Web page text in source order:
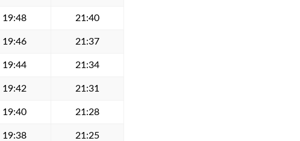
19:48 21:40
19:46 21:37
19:44 21:34
19:42 21:31
19:40 21:28
19:38 21:25